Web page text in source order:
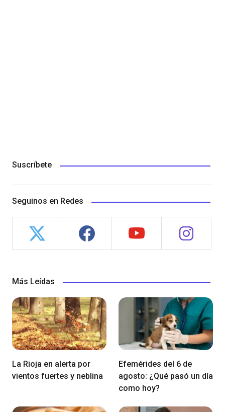
Suscríbete
Seguinos en Redes
Más Leídas
La Rioja en alerta por
vientos fuertes y neblina
Efemérides del 6 de
agosto: ¿Qué pasó un día
como hoy?